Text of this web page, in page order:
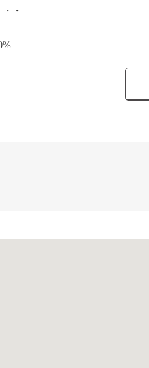
・
入(租金的每月費用168,000日
租金的東西。※正2025年6月
)